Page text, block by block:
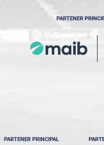
PARTENER
PARTENER PRINCIPAL